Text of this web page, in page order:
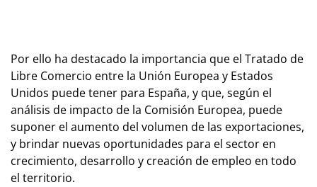
Por ello ha destacado la importancia que el Tratado de
Libre Comercio entre la Unión Europea y Estados
Unidos puede tener para España, y que, según el
análisis de impacto de la Comisión Europea, puede
suponer el aumento del volumen de las exportaciones,
y brindar nuevas oportunidades para el sector en
crecimiento, desarrollo y creación de empleo en todo
el territorio.